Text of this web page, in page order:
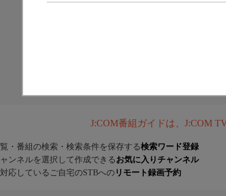
J:COM番組ガイドは、J:COM
・番組の検索・検索条件を保存する検索ワード登録
ンネルを選択して作成できる お気に入りチャンネル
応しているご自宅のSTBへの リモート録画予約